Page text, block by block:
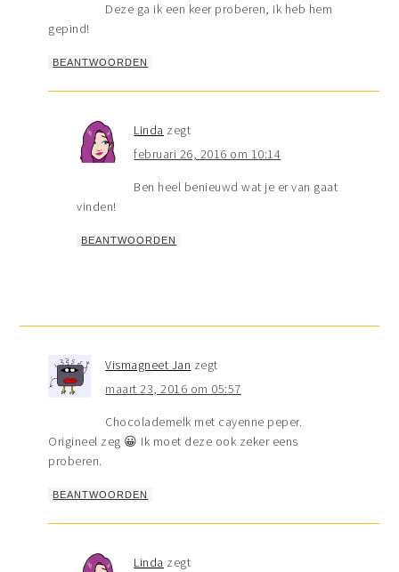
Deze ga ik een keer proberen, ik heb hem
gepind!
BEANTWOORDEN
Linda zegt
februari 26, 2016 om 10:14
Ben heel benieuwd wat je er van gaat
vinden!
BEANTWOORDEN
Vismagneet Jan zegt
maart 23, 2016 om 05:57
Chocolademelk met cayenne peper.
Origineel zeg 😀 Ik moet deze ook zeker eens
proberen.
BEANTWOORDEN
Linda zegt